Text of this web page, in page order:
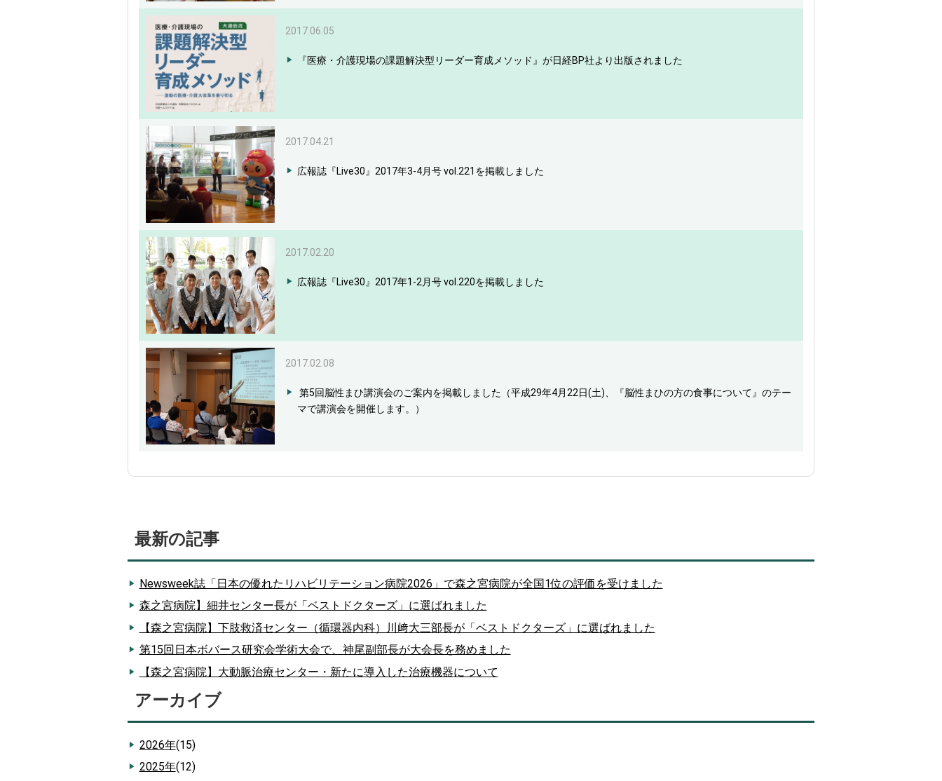
2017.06.05
『医療・介護現場の課題解決型リーダー育成メソッド』が日経BP社より出版されました
2017.04.21
広報誌『Live30』2017年3-4月号 vol.221を掲載しました
2017.02.20
広報誌『Live30』2017年1-2月号 vol.220を掲載しました
2017.02.08
第5回脳性まひ講演会のご案内を掲載しました（平成29年4月22日(土)、『脳性まひの方の食事について』のテー
マで講演会を開催します。）
最新の記事
Newsweek誌「日本の優れたリハビリテーション病院2026」で森之宮病院が全国1位の評価を受けました
森之宮病院】細井センター長が「ベストドクターズ」に選ばれました
【森之宮病院】下肢救済センター（循環器内科）川﨑大三部長が「ベストドクターズ」に選ばれました
第15回日本ボバース研究会学術大会で、神尾副部長が大会長を務めました
【森之宮病院】大動脈治療センター・新たに導入した治療機器について
アーカイブ
2026年(15)
2025年(12)